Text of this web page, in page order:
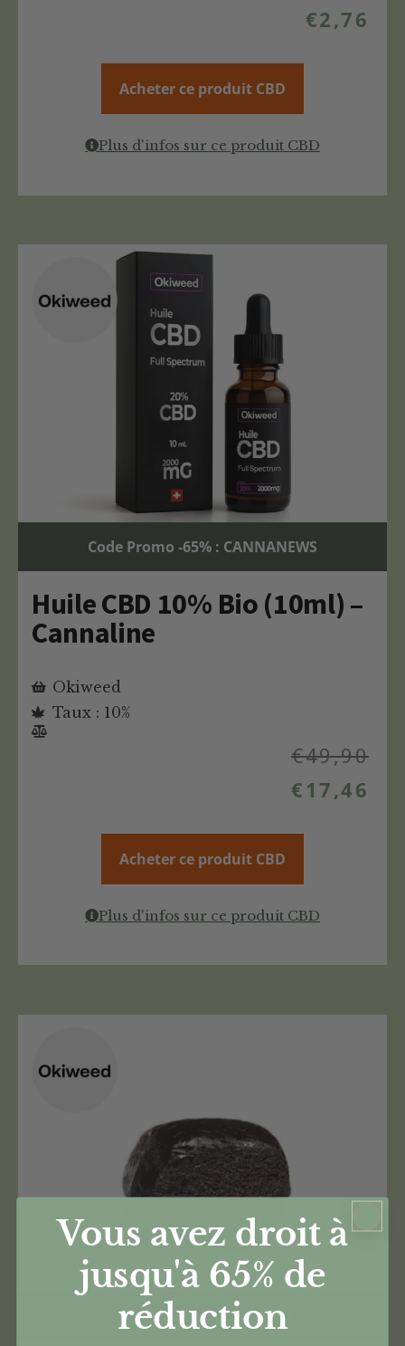
€2,76
Acheter ce produit CBD
Plus d'infos sur ce produit CBD
Code Promo -65% : CANNANEWS
Huile CBD 10% Bio (10ml) –
Cannaline
Okiweed
Taux : 10%
€49,90
€ 17,46
Acheter ce produit CBD
Plus d'infos sur ce produit CBD
Code Promo -70% : CANNANEWS
Vous avez droit à
jusqu'à 65% de
réduction